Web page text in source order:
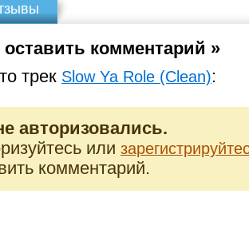
комментарий »
трек Slow Ya Role (Clean):
авторизовались.
или
комментарий.